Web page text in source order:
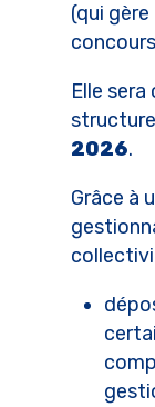
(qui
Elle
2026.
Grâce à